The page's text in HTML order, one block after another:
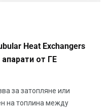
Heat Exchangers
от ГЕ
за затопляне или
на топлина между